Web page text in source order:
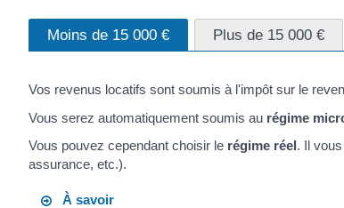
Moins de 15 000 € Plus de 15 000 €
Vos revenus locatifs sont soumis à l'impôt sur le
Vous serez automatiquement soumis au régime
Vous pouvez cependant choisir le régime réel. Il
assurance, etc.).
À savoir